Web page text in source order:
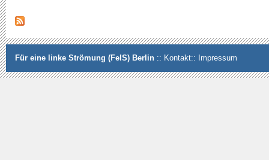
Für eine linke Strömung (FelS) Berlin :: Kontakt:: Impressum